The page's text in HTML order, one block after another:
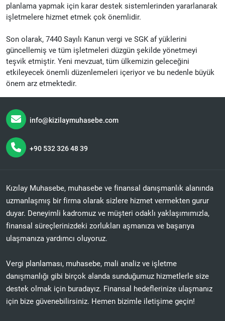
planlama yapmak için karar destek sistemlerinden yararlanarak
işletmelere hizmet etmek çok önemlidir.
Son olarak, 7440 Sayılı Kanun vergi ve SGK af yüklerini
güncellemiş ve tüm işletmeleri düzgün şekilde yönetmeyi
teşvik etmiştir. Yeni mevzuat, tüm ülkemizin geleceğini
etkileyecek önemli düzenlemeleri içeriyor ve bu nedenle büyük
önem arz etmektedir.
info@kizilaymuhasebe.com
+90 532 326 48 39
Kızılay Muhasebe, muhasebe ve finansal danışmanlık alanında
uzmanlaşmış bir firma olarak sizlere hizmet vermekten gurur
duyar. Deneyimli kadromuz ve müşteri odaklı yaklaşımımızla,
finansal süreçlerinizdeki zorlukları aşmanıza ve başarıya
ulaşmanıza yardımcı oluyoruz.
Vergi planlaması, muhasebe, mali analiz ve işletme
danışmanlığı gibi birçok alanda sunduğumuz hizmetlerle size
destek olmak için buradayız. Finansal hedeflerinize ulaşmanız
için bize güvenebilirsiniz. Hemen bizimle iletişime geçin!